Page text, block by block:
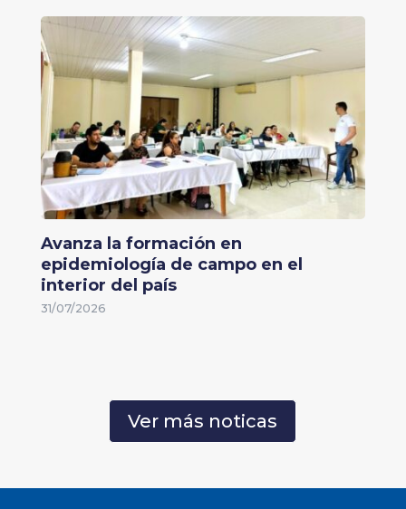
Avanza la formación en
epidemiología de campo en el
interior del país
31/07/2026
Ver más noticas